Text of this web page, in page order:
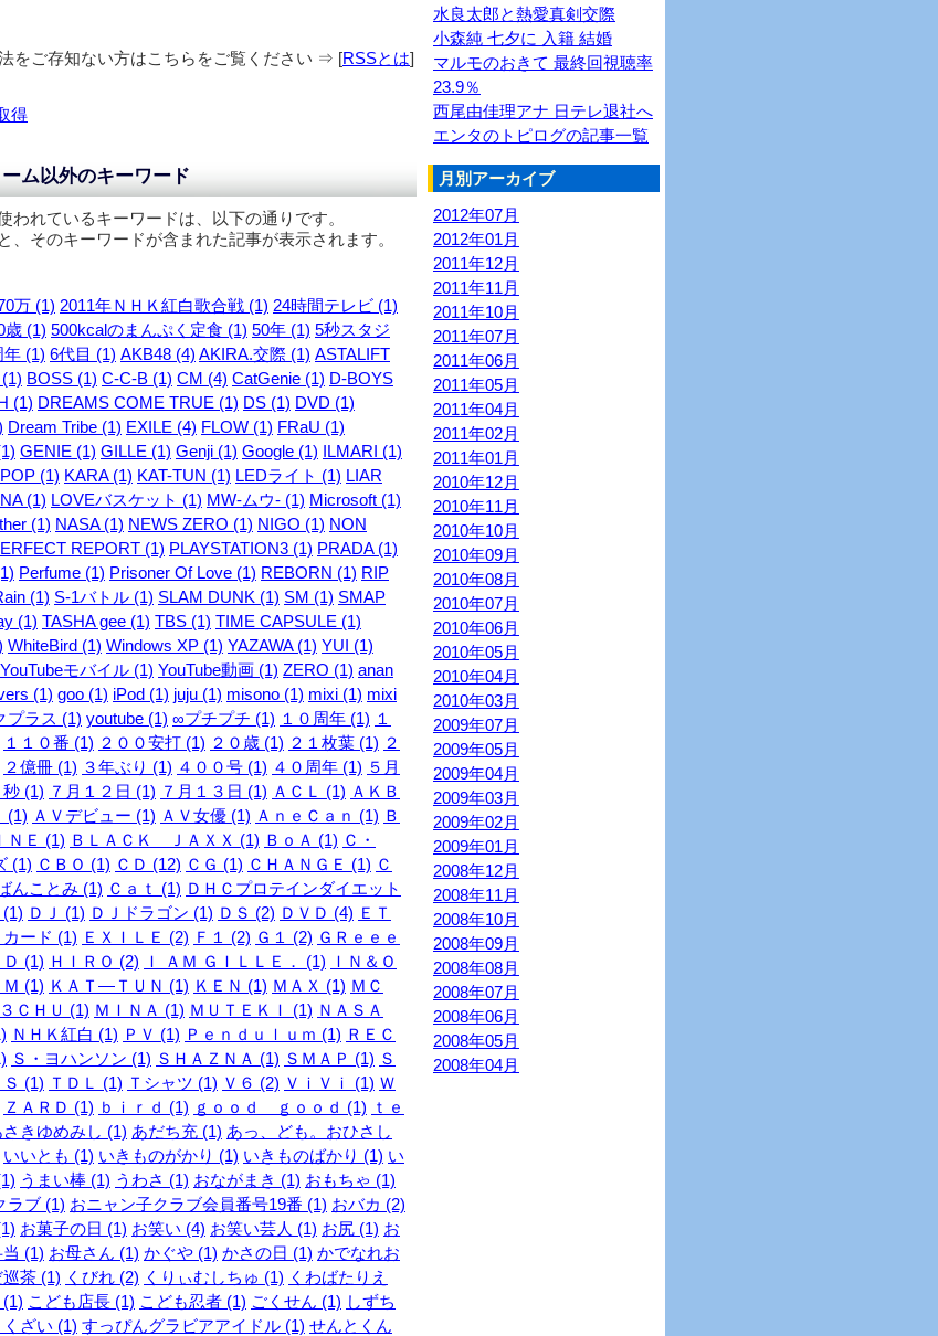
をご存知ない方はこちらをご覧ください ⇒ [RSSとは]
得
ム以外のキーワード
われているキーワードは、以下の通りです。
、そのキーワードが含まれた記事が表示されます。
万 (1) 2011年ＮＨＫ紅白歌合戦 (1) 24時間テレビ (1)
歳 (1) 500kcalのまんぷく定食 (1) 50年 (1) 5秒スタジ
年 (1) 6代目 (1) AKB48 (4) AKIRA.交際 (1) ASTALIFT
BOSS (1) C-C-B (1) CM (4) CatGenie (1) D-BOYS
(1) DREAMS COME TRUE (1) DS (1) DVD (1)
Dream Tribe (1) EXILE (4) FLOW (1) FRaU (1)
GENIE (1) GILLE (1) Genji (1) Google (1) ILMARI (1)
(1) KARA (1) KAT-TUN (1) LEDライト (1) LIAR
(1) LOVEバスケット (1) MW-ムウ- (1) Microsoft (1)
(1) NASA (1) NEWS ZERO (1) NIGO (1) NON
REPORT (1) PLAYSTATION3 (1) PRADA (1)
Perfume (1) Prisoner Of Love (1) REBORN (1) RIP
(1) S-1バトル (1) SLAM DUNK (1) SM (1) SMAP
(1) TASHA gee (1) TBS (1) TIME CAPSULE (1)
WhiteBird (1) Windows XP (1) YAZAWA (1) YUI (1)
YouTubeモバイル (1) YouTube動画 (1) ZERO (1) anan
(1) goo (1) iPod (1) juju (1) misono (1) mixi (1) mixi
プラス (1) youtube (1) ∞プチプチ (1) １０周年 (1) １
１１０番 (1) ２００安打 (1) ２０歳 (1) ２１枚葉 (1) ２
２億冊 (1) ３年ぶり (1) ４００号 (1) ４０周年 (1) ５月
秒 (1) ７月１２日 (1) ７月１３日 (1) ＡＣＬ (1) ＡＫＢ
(1) ＡＶデビュー (1) ＡＶ女優 (1) ＡｎｅＣａｎ (1) Ｂ
ＮＥ (1) ＢＬＡＣＫ ＪＡＸＸ (1) ＢｏＡ (1) Ｃ・
(1) ＣＢＯ (1) ＣＤ (12) ＣＧ (1) ＣＨＡＮＧＥ (1) Ｃ
んことみ (1) Ｃａｔ (1) ＤＨＣプロテインダイエット
ＤＪ (1) ＤＪドラゴン (1) ＤＳ (2) ＤＶＤ (4) ＥＴ
カード (1) ＥＸＩＬＥ (2) Ｆ１ (2) Ｇ１ (2) ＧＲｅｅｅ
Ｄ (1) ＨＩＲＯ (2) Ｉ ＡＭ ＧＩＬＬＥ． (1)
ＩＮ＆Ｏ
Ｍ (1) ＫＡＴ―ＴＵＮ (1) ＫＥＮ (1) ＭＡＸ (1) ＭＣ
ＣＨＵ (1) ＭＩＮＡ (1) ＭＵＴＥＫＩ (1) ＮＡＳＡ
ＮＨＫ紅白 (1) ＰＶ (1) Ｐｅｎｄｕｌｕｍ (1) ＲＥＣ
Ｓ・ヨハンソン (1) ＳＨＡＺＮＡ (1) ＳＭＡＰ (1) Ｓ
Ｓ (1) ＴＤＬ (1) Ｔシャツ (1) Ｖ６ (2) ＶｉＶｉ (1) Ｗ
ＺＡＲＤ (1) ｂｉｒｄ (1) ｇｏｏｄ ｇｏｏｄ (1) ｔｅ
さきゆめみし (1) あだち充 (1) あっ、ども。おひさし
いいとも (1) いきものがかり (1) いきものばかり (1) い
うまい棒 (1) うわさ (1) おながまき (1) おもちゃ (1)
ラブ (1) おニャン子クラブ会員番号19番 (1) おバカ (2)
お菓子の日 (1) お笑い (4) お笑い芸人 (1) お尻 (1) お
(1) お母さん (1) かぐや (1) かさの日 (1) かでなれお
茶 (1) くびれ (2) くりぃむしちゅ (1) くわばたりえ
こども店長 (1) こども忍者 (1) ごくせん (1) しずち
くざい (1) すっぴんグラビアアイドル (1) せんとくん
水良太郎と熱愛真剣交際
小森純 七夕に 入籍 結婚
マルモのおきて 最終回視聴率
23.9％
西尾由佳理アナ 日テレ退社へ
エンタのトピログの記事一覧
月別アーカイブ
2012年07月
2012年01月
2011年12月
2011年11月
2011年10月
2011年07月
2011年06月
2011年05月
2011年04月
2011年02月
2011年01月
2010年12月
2010年11月
2010年10月
2010年09月
2010年08月
2010年07月
2010年06月
2010年05月
2010年04月
2010年03月
2009年07月
2009年05月
2009年04月
2009年03月
2009年02月
2009年01月
2008年12月
2008年11月
2008年10月
2008年09月
2008年08月
2008年07月
2008年06月
2008年05月
2008年04月